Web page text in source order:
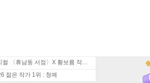
뮤지컬 〈휴남동 서점〉X 황보름 작가 북토크
젊은 작가 1위 : 청예